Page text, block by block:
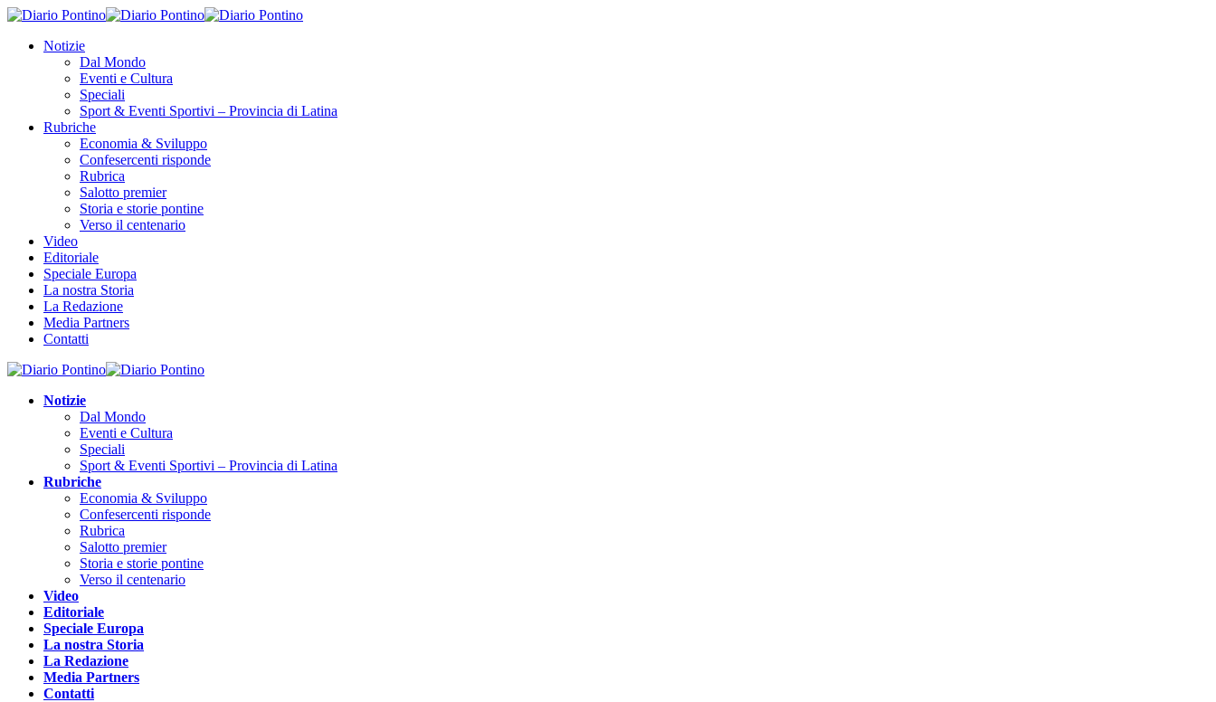
Notizie
Dal Mondo
Eventi e Cultura
Speciali
Sport & Eventi Sportivi – Provincia di Latina
Rubriche
Economia & Sviluppo
Confesercenti risponde
Rubrica
Salotto premier
Storia e storie pontine
Verso il centenario
Video
Editoriale
Speciale Europa
La nostra Storia
La Redazione
Media Partners
Contatti
Notizie
Dal Mondo
Eventi e Cultura
Speciali
Sport & Eventi Sportivi – Provincia di Latina
Rubriche
Economia & Sviluppo
Confesercenti risponde
Rubrica
Salotto premier
Storia e storie pontine
Verso il centenario
Video
Editoriale
Speciale Europa
La nostra Storia
La Redazione
Media Partners
Contatti